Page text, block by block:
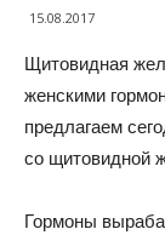
15.08.2017
Щитовидная
женскими
предлагаем
со щитовидной
Гормоны